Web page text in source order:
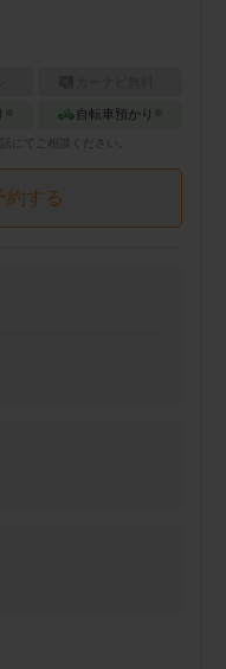
※ 自転車預かり ※
にてご相談ください。
約する